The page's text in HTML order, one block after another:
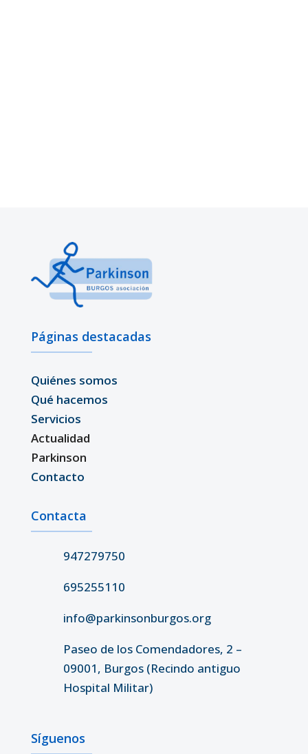
Páginas destacadas
Quiénes somos
Qué hacemos
Servicios
Actualidad
Parkinson
Contacto
Contacta
947279750
695255110
info@parkinsonburgos.org
Paseo de los Comendadores, 2 –
09001, Burgos (Recindo antiguo
Hospital Militar)
Síguenos